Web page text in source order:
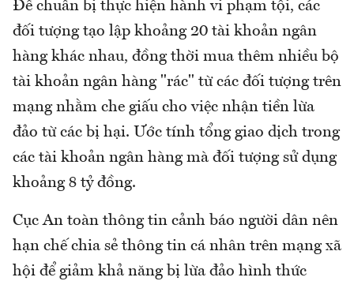
Để chuẩn bị thực hiện hành vi phạm tội, các
đối tượng tạo lập khoảng 20 tài khoản ngân
hàng khác nhau, đồng thời mua thêm nhiều bộ
tài khoản ngân hàng "rác" từ các đối tượng trên
mạng nhằm che giấu cho việc nhận tiền lừa
đảo từ các bị hại. Ước tính tổng giao dịch trong
các tài khoản ngân hàng mà đối tượng sử dụng
khoảng 8 tỷ đồng.
Cục An toàn thông tin cảnh báo người dân nên
hạn chế chia sẻ thông tin cá nhân trên mạng xã
hội để giảm khả năng bị lừa đảo hình thức